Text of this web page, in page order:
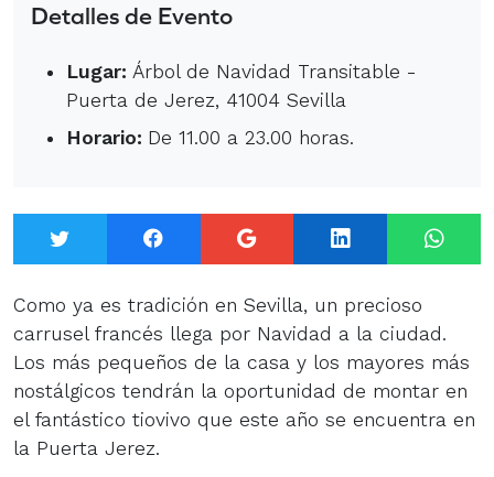
Detalles de Evento
Lugar: Árbol de Navidad Transitable -
Puerta de Jerez, 41004 Sevilla
Horario: De 11.00 a 23.00 horas.
Twitter Facebook Google+ LinkedIn
Como ya es tradición en Sevilla, un precioso
carrusel francés llega por Navidad a la ciudad.
Los más pequeños de la casa y los mayores más
nostálgicos tendrán la oportunidad de montar en
el fantástico tiovivo que este año se encuentra en
la Puerta Jerez.